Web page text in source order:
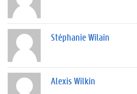
Stéphanie Wilain
Alexis Wilkin